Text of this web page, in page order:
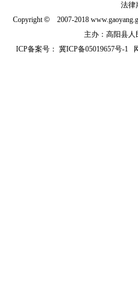
法律
Copyright© 2007-2018
主办：高阳县人
ICP备案号：冀ICP备05019657号-1